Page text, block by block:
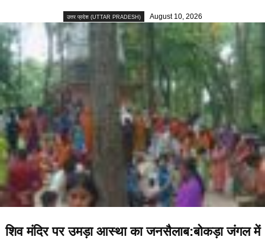
उत्तर प्रदेश (UTTAR PRADESH) August 10, 2026
शिव मंदिर पर उमड़ा आस्था का जनसैलाब:बोकड़ा जंगल में